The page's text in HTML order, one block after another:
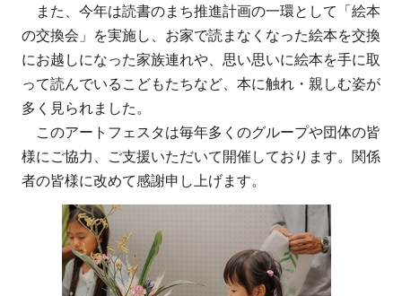
また、今年は読書のまち推進計画の一環として「絵本
の交換会」を実施し、お家で読まなくなった絵本を交換
にお越しになった家族連れや、思い思いに絵本を手に取
って読んでいるこどもたちなど、本に触れ・親しむ姿が
多く見られました。
このアートフェスタは毎年多くのグループや団体の皆
様にご協力、ご支援いただいて開催しております。関係
者の皆様に改めて感謝申し上げます。